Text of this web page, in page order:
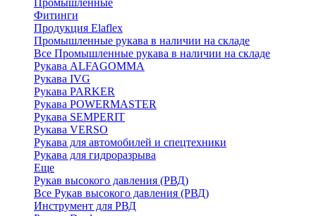
Промышленные
Фитинги
Продукция Elaflex
Промышленные рукава в наличии на складе
Все Промышленные рукава в наличии на складе
Рукава ALFAGOMMA
Рукава IVG
Рукава PARKER
Рукава POWERMASTER
Рукава SEMPERIT
Рукава VERSO
Рукава для автомобилей и спецтехники
Рукава для гидроразрыва
Еще
Рукав высокого давления (РВД)
Все Рукав высокого давления (РВД)
Инструмент для РВД